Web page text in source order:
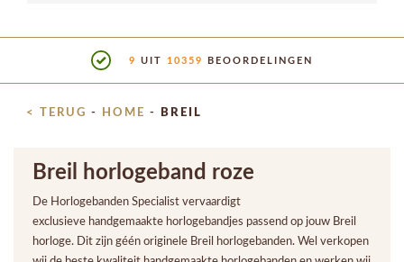
9 UIT 10359 BEOORDELINGEN
< TERUG - HOME - BREIL
Breil horlogeband roze
De Horlogebanden Specialist vervaardigt
exclusieve handgemaakte horlogebandjes passend op jouw Breil
horloge. Dit zijn géén originele Breil horlogebanden. Wel verkopen